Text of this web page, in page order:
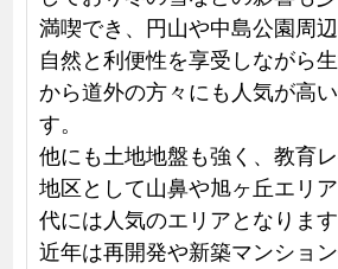
満喫でき、円山や中島公園周
自然と利便性を享受しながら
から道外の方々にも人気が高
す。
他にも土地地盤も強く、教育
地区として山鼻や旭ヶ丘エリ
代には人気のエリアとなります
近年は再開発や新築マンショ